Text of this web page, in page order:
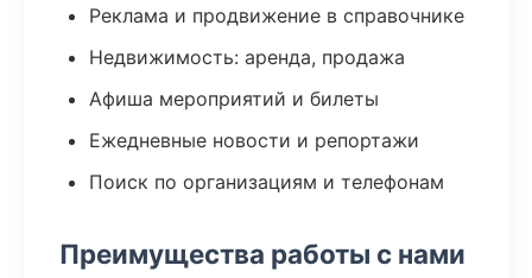
Реклама и продвижение в справочнике
Недвижимость: аренда, продажа
Афиша мероприятий и билеты
Ежедневные новости и репортажи
Поиск по организациям и телефонам
Преимущества работы с нами